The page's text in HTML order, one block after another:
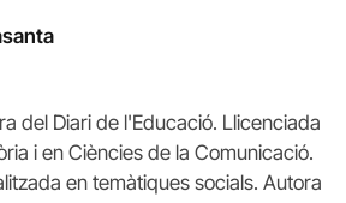
del Diari de l'Educació. Llicenciada
i en Ciències de la Comunicació.
en temàtiques socials. Autora